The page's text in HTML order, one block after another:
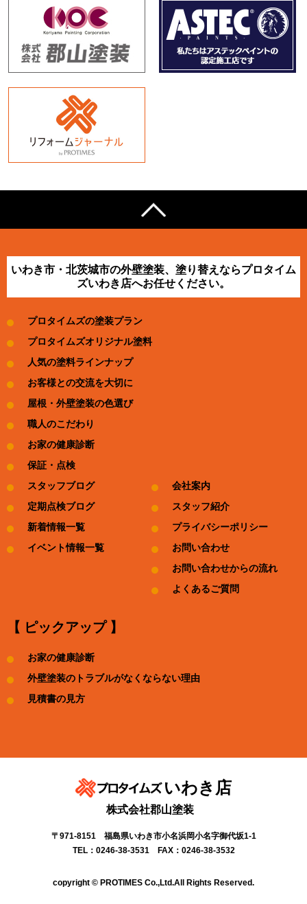
いわき市・北茨城市の外壁塗装、塗り替えならプロタイム
ズいわき店へお任せください。
プロタイムズの塗装プラン
プロタイムズオリジナル塗料
人気の塗料ラインナップ
お客様との交流を大切に
屋根・外壁塗装の色選び
職人のこだわり
お家の健康診断
保証・点検
スタッフブログ
定期点検ブログ
新着情報一覧
イベント情報一覧
会社案内
スタッフ紹介
プライバシーポリシー
お問い合わせ
お問い合わせからの流れ
よくあるご質問
【 ピックアップ 】
お家の健康診断
外壁塗装のトラブルがなくならない理由
見積書の見方
いわき店
株式会社郡山塗装
〒971-8151 福島県いわき市小名浜岡小名字御代坂1-1
TEL：0246-38-3531 FAX：0246-38-3532
copyright © PROTIMES Co.,Ltd.All Rights Reserved.